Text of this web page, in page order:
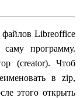
файлов Libreoffice
программу.
(creator). Чтоб
в zip,
этого открыть